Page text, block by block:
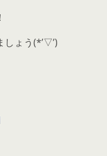
ょう(*’▽’)